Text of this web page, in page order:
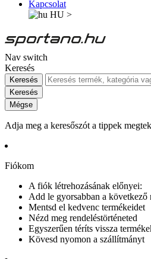
Kapcsolat
HU >
Nav switch
Keresés
Keresés
Keresés
Mégse
Adja meg a keresőszót a tippek
Fiókom
A fiók létrehozásának előnyei:
Add le gyorsabban a következő
Mentsd el kedvenc termékeidet
Nézd meg rendeléstörténeted
Egyszerűen téríts vissza
Kövesd nyomon a szállítmányt